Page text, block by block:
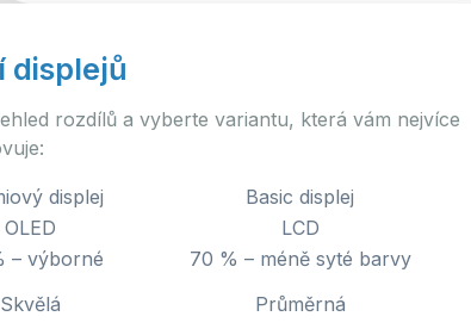
displejů
rozdílů a vyberte variantu, která vám nejvíce
displej
Basic displej
OLED
LCD
– výborné
70 % – méně syté barvy
Skvělá
Průměrná